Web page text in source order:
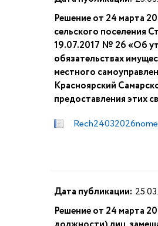
Решение от 24 марта
сельского поселения
19.07.2017 № 26 «Об
обязательствах
местного
Красноярский
предоставления этих
Дата публикации:
Решение от 24 марта